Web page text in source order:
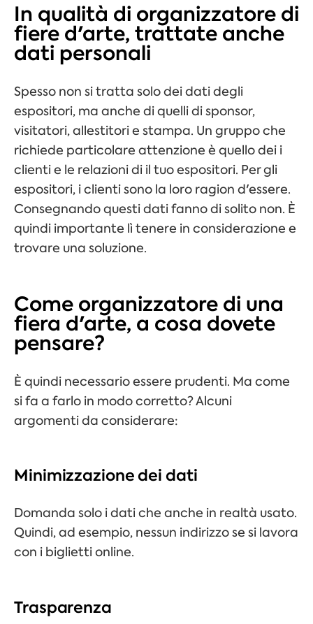
In qualità di organizzatore di
fiere d'arte, trattate anche
dati personali
Spesso non si tratta solo dei dati degli
espositori, ma anche di quelli disponsor,
visitatori, allestitori e stampa. Un gruppo che
richiede particolare attenzione è quello dei i
clienti e le relazioni di il tuoespositori. Per gli
espositori, i clienti sono la loro ragion d'essere.
Consegnando questi dati fannodi solito non. È
quindi importante lì tenere in considerazione e
trovare una soluzione.
Come organizzatore di una
fiera d'arte, a cosa dovete
pensare?
È quindi necessario essere prudenti. Ma come
si fa a farlo in modo corretto? Alcuni
argomenti da considerare:
Minimizzazione dei dati
Domanda solo i dati che anche in realtà usato.
Quindi, ad esempio, nessun indirizzo se si lavora
con i biglietti online.
Trasparenza